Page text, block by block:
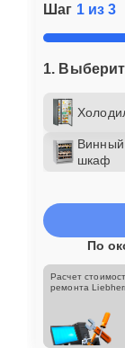
Шаг 1 из 3
1.
Винный
шкаф
По
Расчет
ремонта